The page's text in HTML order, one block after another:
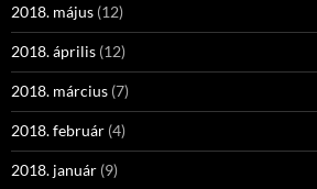
2018. május (12)
2018. április (12)
2018. március (7)
2018. február (4)
2018. január (9)